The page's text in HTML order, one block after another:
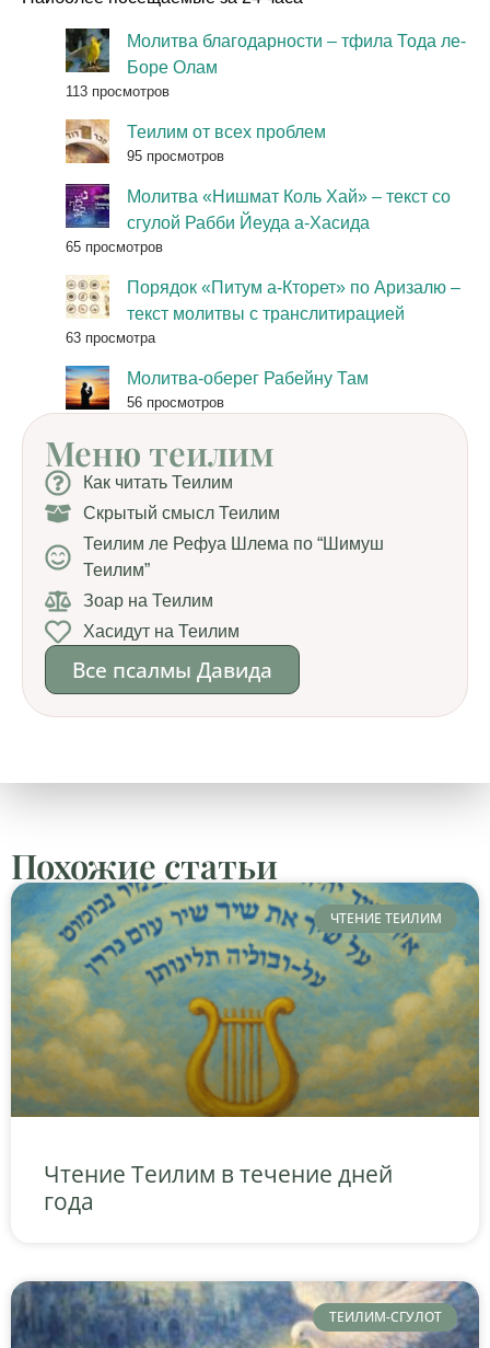
Молитва благодарности – тфила Тода ле-
Боре Олам
113 просмотров
Теилим от всех проблем
95 просмотров
Молитва «Нишмат Коль Хай» – текст со
сгулой Рабби Йеуда а-Хасида
65 просмотров
Порядок «Питум а-Кторет» по Аризалю –
текст молитвы с транслитирацией
63 просмотра
Молитва-оберег Рабейну Там
56 просмотров
Меню теилим
Как читать Теилим
Скрытый смысл Теилим
Теилим ле Рефуа Шлема по “Шимуш
Теилим”
Зоар на Теилим
Хасидут на Теилим
Все псалмы Давида
Похожие статьи
ЧТЕНИЕ ТЕИЛИМ
Чтение Теилим в течение дней
года
ТЕИЛИМ-СГУЛОТ